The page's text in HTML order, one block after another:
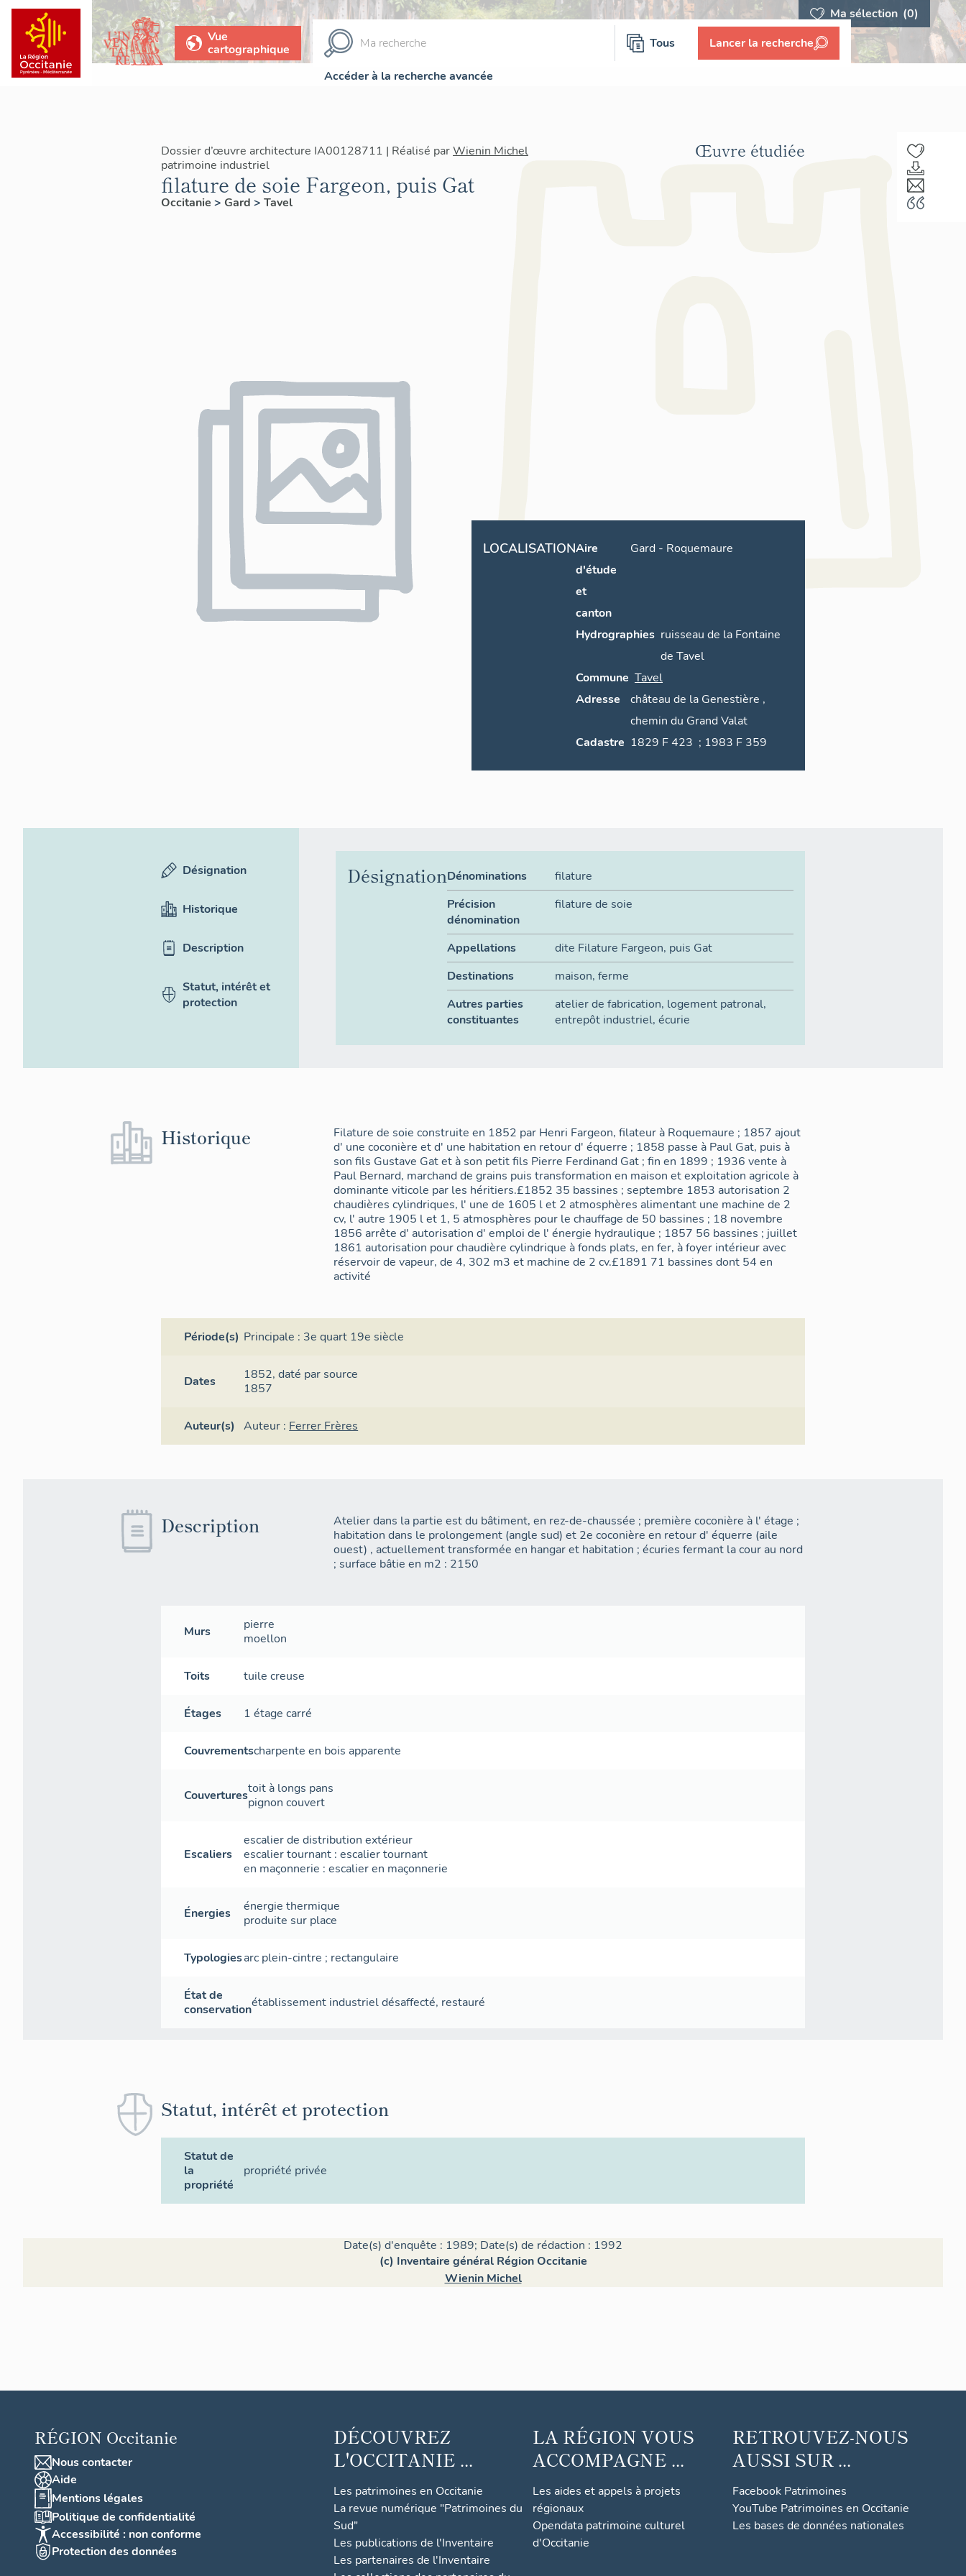
Ma sélection (0)
Vue
cartographique
Tous Lancer la recherche
Accéder à la recherche avancée
Dossier d’œuvre architecture IA00128711 | Réalisé parWienin Michel
patrimoine industriel
filature de soie Fargeon, puis Gat
Occitanie > Gard > Tavel
Œuvre étudiée
LOCALISATIONAire
d'étude
et
canton
Gard - Roquemaure
Hydrographies ruisseau de la Fontaine
de Tavel
Commune Tavel
Adresse
château de la Genestière ,
chemin du Grand Valat
Cadastre
1829 F 423 ; 1983 F 359
Désignation
Historique
Description
Statut, intérêt et
protection
DésignationDénominations
filature
Précision
dénomination
filature de soie
Appellations
dite Filature Fargeon, puis Gat
Destinations
maison,ferme
Autres parties
constituantes
atelier de fabrication, logement patronal,
entrepôt industriel,écurie
Historique
Filature de soie construite en 1852 par Henri Fargeon, filateur à Roquemaure ; 1857 ajout
d' une coconière et d' une habitation en retour d' équerre ; 1858 passe à Paul Gat, puis à
son fils Gustave Gat et à son petit fils Pierre Ferdinand Gat ; fin en 1899 ; 1936 vente à
Paul Bernard, marchand de grains puis transformation en maison et exploitation agricole à
dominante viticole par les héritiers.£1852 35 bassines ; septembre 1853 autorisation 2
chaudières cylindriques, l' une de 1605 l et 2 atmosphères alimentant une machine de 2
cv, l' autre 1905 l et 1, 5 atmosphères pour le chauffage de 50 bassines ; 18 novembre
1856 arrête d' autorisation d' emploi de l' énergie hydraulique ; 1857 56 bassines ; juillet
1861 autorisation pour chaudière cylindrique à fonds plats, en fer, à foyer intérieur avec
réservoir de vapeur, de 4, 302 m3 et machine de 2 cv.£1891 71 bassines dont 54 en
activité
Période(s) Principale : 3e quart 19e siècle
Dates 1852,daté par source
1857
Auteur(s) Auteur : Ferrer Frères
Description
Atelier dans la partie est du bâtiment, en rez-de-chaussée ; première coconière à l' étage ;
habitation dans le prolongement (angle sud) et 2e coconière en retour d' équerre (aile
ouest) , actuellement transformée en hangar et habitation ; écuries fermant la cour au nord
; surface bâtie en m2 : 2150
Murs
pierre
moellon
Toits tuile creuse
Étages 1 étage carré
Couvrementscharpente en bois apparente
Couverturestoit à longs pans
pignon couvert
Escaliers
escalier de distribution extérieur
escalier tournant :escalier tournant
en maçonnerie :escalier en maçonnerie
Énergies
énergie thermique
produite sur place
Typologiesarc plein-cintre ; rectangulaire
État de
conservationétablissement industriel désaffecté, restauré
Statut, intérêt et protection
Statut de
la
propriété
propriété privée
Date(s) d'enquête : 1989; Date(s) de rédaction : 1992
(c) Inventaire général Région Occitanie
Wienin Michel
RÉGION Occitanie
Nous contacter
Aide
Mentions légales
Politique de confidentialité
Accessibilité : non conforme
Protection des données
DÉCOUVREZ
L'OCCITANIE ...
Les patrimoines en Occitanie
La revue numérique "Patrimoines du
Sud"
Les publications de l'Inventaire
Les partenaires de l'Inventaire
LA RÉGION VOUS
ACCOMPAGNE ...
Les aides et appels à projets
régionaux
Opendata patrimoine culturel
d'Occitanie
RETROUVEZ-NOUS
AUSSI SUR ...
Facebook Patrimoines
YouTube Patrimoines en Occitanie
Les bases de données nationales